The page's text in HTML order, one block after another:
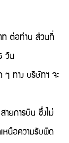
ท ต่อท่าน ส่วนที่
วัน
ทาง บริษัทฯ จะ
ยการบิน ซึ่งไม่
หนือความรับผิด